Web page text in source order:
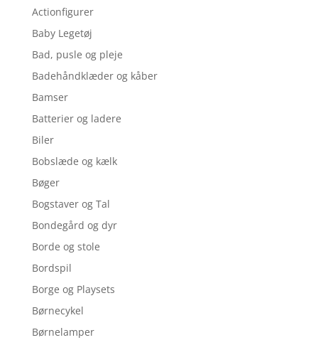
Actionfigurer
Baby Legetøj
Bad, pusle og pleje
Badehåndklæder og kåber
Bamser
Batterier og ladere
Biler
Bobslæde og kælk
Bøger
Bogstaver og Tal
Bondegård og dyr
Borde og stole
Bordspil
Borge og Playsets
Børnecykel
Børnelamper